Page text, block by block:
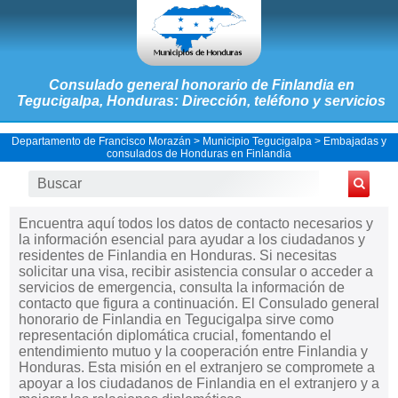
Consulado general honorario de Finlandia en
Tegucigalpa, Honduras: Dirección, teléfono y servicios
Departamento de Francisco Morazán > Municipio Tegucigalpa > Embajadas y
consulados de Honduras en Finlandia
Encuentra aquí todos los datos de contacto necesarios y
la información esencial para ayudar a los ciudadanos y
residentes de Finlandia en Honduras. Si necesitas
solicitar una visa, recibir asistencia consular o acceder a
servicios de emergencia, consulta la información de
contacto que figura a continuación. El Consulado general
honorario de Finlandia en Tegucigalpa sirve como
representación diplomática crucial, fomentando el
entendimiento mutuo y la cooperación entre Finlandia y
Honduras. Esta misión en el extranjero se compromete a
apoyar a los ciudadanos de Finlandia en el extranjero y a